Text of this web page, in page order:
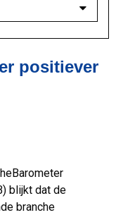
positiever
blijkt dat de
branche